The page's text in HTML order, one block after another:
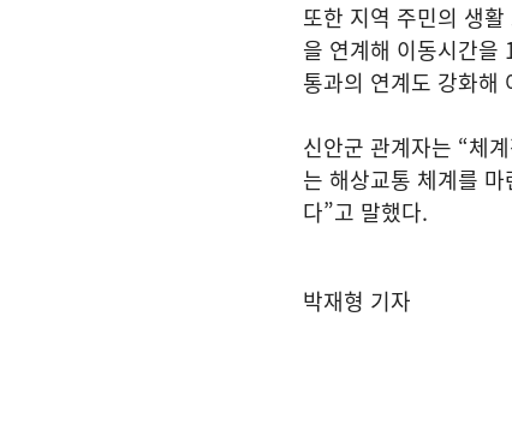
또한 지역 주민의 생
을 연계해 이동시간을
통과의 연계도 강화해
신안군 관계자는 “체
는 해상교통 체계를
다”고 말했다.
박재형 기자